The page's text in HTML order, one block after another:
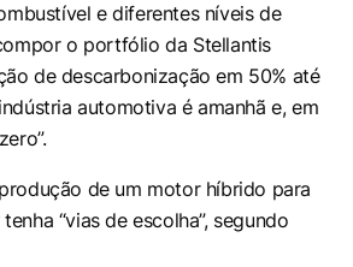
e diferentes níveis de
o portfólio da Stellantis
de descarbonização em 50% até
automotiva é amanhã e, em
”.
de um motor híbrido para
“vias de escolha”, segundo